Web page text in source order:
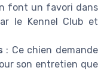
font un favori dans
le Kennel Club et
: Ce chien demande
son entretien que